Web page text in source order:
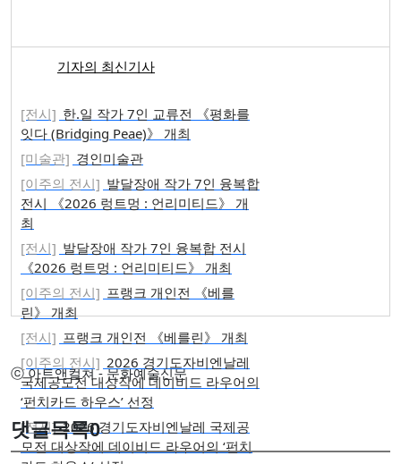
기자의 최신기사
[전시] 한.일 작가 7인 교류전 《평화를
잇다 (Bridging Peae)》 개최
[미술관] 경인미술관
[이주의 전시] 발달장애 작가 7인 융복합
전시 《2026 렁트멍 : 언리미티드》 개
최
[전시] 발달장애 작가 7인 융복합 전시
《2026 렁트멍 : 언리미티드》 개최
[이주의 전시] 프랭크 개인전 《베를
린》 개최
[전시] 프랭크 개인전 《베를린》 개최
[이주의 전시] 2026 경기도자비엔날레
국제공모전 대상작에 데이비드 라우어의
‘펀치카드 하우스’ 선정
[전시] 2026 경기도자비엔날레 국제공
모전 대상작에 데이비드 라우어의 ‘펀치
ⓒ 아트앤컬쳐 - 문화예술신문
댓글목록0